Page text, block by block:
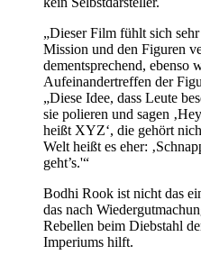
„Dieser Film fühlt sich
Mission und den Figuren
dementsprechend, ebenso
Aufeinandertreffen der
„Diese Idee, dass Leute
sie polieren und sagen
heißt XYZ‘, die gehört
Welt heißt es eher:
geht’s.'“
Bodhi Rook ist nicht das
das nach
Rebellen beim Diebstahl
Imperiums hilft.